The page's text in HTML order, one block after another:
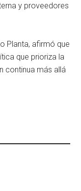
y proveedores
Planta, afirmó que
que prioriza la
continua más allá